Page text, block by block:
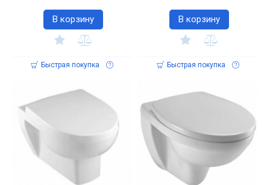
В корзину
Быстрая покупка
В корзину
Быстрая покупка